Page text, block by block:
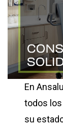
En
todos
su